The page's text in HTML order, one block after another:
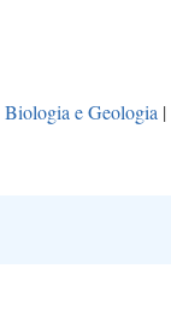
Biologia e Geologia |